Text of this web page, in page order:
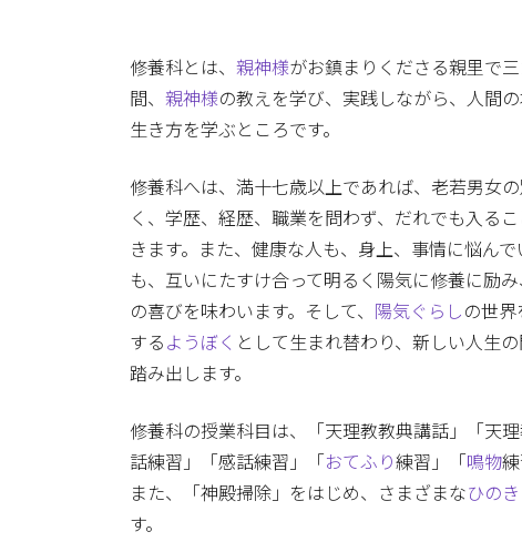
修養科とは、 親神様がお鎮まりくださる親里で三
間、 親神様の教えを学び、実践しながら、人間
生き方を学ぶところです。
修養科へは、満十七歳以上であれば、老若男女
く、学歴、経歴、職業を問わず、だれでも入る
きます。また、健康な人も、身上、事情に悩んで
も、互いにたすけ合って明るく陽気に修養に励
の喜びを味わいます。そして、
陽気ぐらし の世界
する ようぼく として生まれ替わり、新しい人生の
踏み出します。
修養科の授業科目は、「天理教教典講話」「天
話練習」「感話練習」「 おてふり練習」「 鳴物
また、「神殿掃除」をはじめ、さまざまなひの
す。